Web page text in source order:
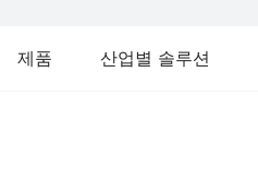
제품 산업별 솔루션